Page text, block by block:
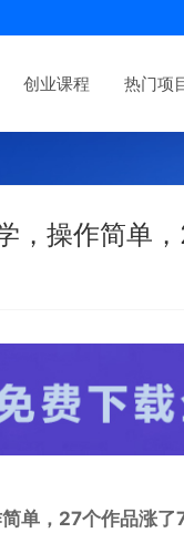
创业课程 热门项
，操作简单
单，27个作品涨了